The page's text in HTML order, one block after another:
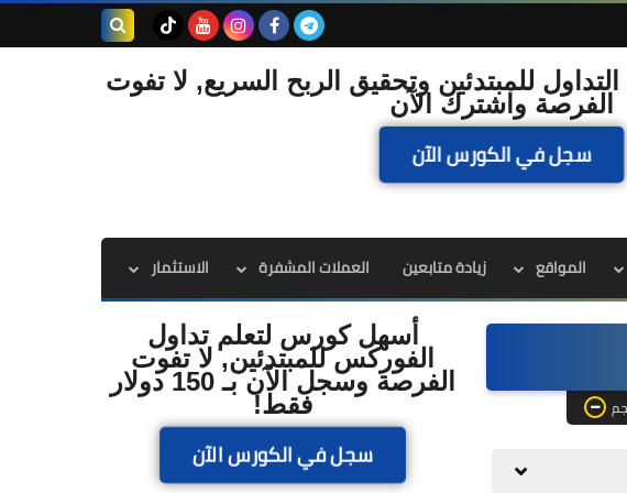
للمبتدئين وتحقيق الربح السريع, لا تفوت
الفرصة واشترك الآن
سجل في الكورس الآن
المواقع زيادة متابعين العملات المشفرة الاستثمار
أسهل كورس لتعلم تداول
الفوركس للمبتدئين, لا تفوت
الفرصة وسجل الآن بـ 150 دولار
فقط!
سجل في الكورس الآن